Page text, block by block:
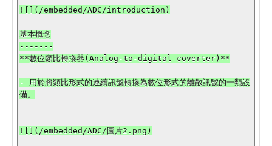
![](/embedded/ADC/introduction)
基本概念
-------
**數位類比轉換器(Analog-to-digital coverter)**
- 用於將類比形式的連續訊號轉換為數位形式的離散訊號的一類設
備。
![](/embedded/ADC/圖片2.png)